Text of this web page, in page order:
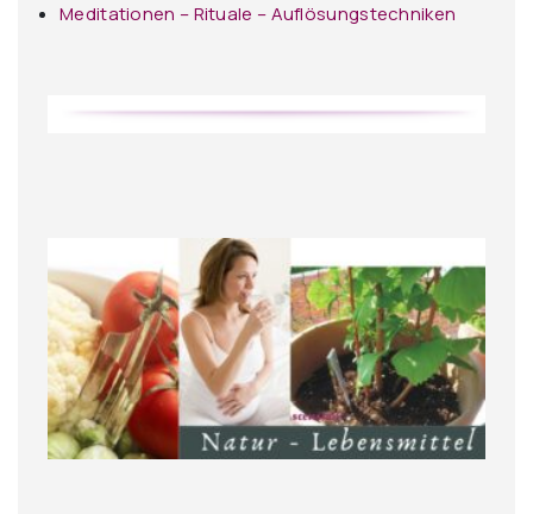
Meditationen – Rituale – Auflösungstechniken